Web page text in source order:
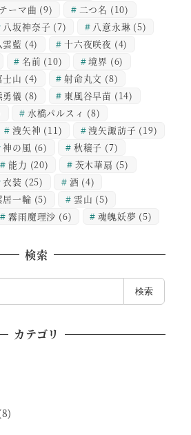
テーマ曲 (9) 二つ名 (10)
八坂神奈子 (7) 八意永琳 (5)
雲藍 (4) 十六夜咲夜 (4)
名前 (10) 境界 (6)
士山 (4) 射命丸文 (8)
勇儀 (8) 東風谷早苗 (14)
水橋パルスィ (8)
洩矢神 (11) 洩矢諏訪子 (19)
神の風 (6) 秋穣子 (7)
能力 (20) 茨木華扇 (5)
衣装 (25) 酒 (4)
居一輪 (5) 雲山 (5)
霧雨魔理沙 (6) 魂魄妖夢 (5)
検索
検索
カテゴリ